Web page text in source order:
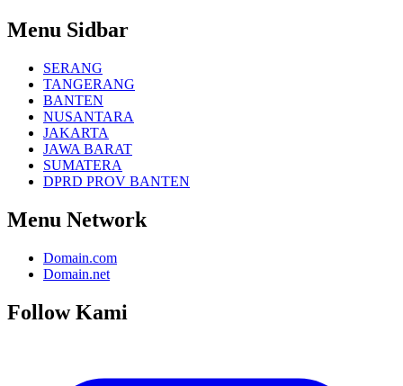
Menu Sidbar
SERANG
TANGERANG
BANTEN
NUSANTARA
JAKARTA
JAWA BARAT
SUMATERA
DPRD PROV BANTEN
Menu Network
Domain.com
Domain.net
Follow Kami